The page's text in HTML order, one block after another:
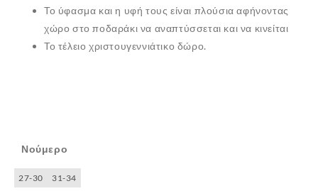
Το ύφασμα και η υφή τους είναι πλούσια αφήνοντας
χώρο στο ποδαράκι να αναπτύσσεται και να κινείται
Το τέλειο χριστουγεννιάτικο δώρο.
Νούμερο
27-30 31-34